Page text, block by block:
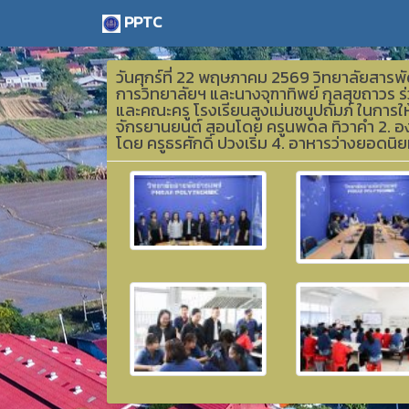
PPTC
วันศุกร์ที่ 22 พฤษภาคม 2569 วิทยาลัยสาร
การวิทยาลัยฯ และนางจุฑาทิพย์ กุลสุขถาวร
และคณะครู โรงเรียนสูงเม่นชนูปถัมภ์ ในการ
จักรยานยนต์ สอนโดย ครูนพดล ทิวาคำ 2.
โดย ครูธรศักดิ์ ปวงเริ่ม 4. อาหารว่างยอด